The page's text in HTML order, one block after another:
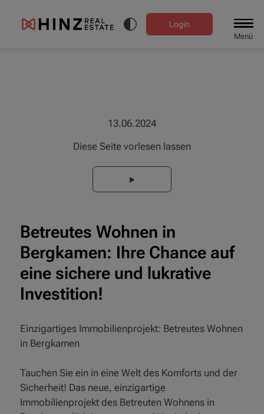
Menü
Login
13.06.2024
Diese Seite vorlesen lassen
Betreutes Wohnen in
Bergkamen: Ihre Chance auf
eine sichere und lukrative
Investition!
Einzigartiges Immobilienprojekt: Betreutes Wohnen
in Bergkamen
Tauchen Sie ein in eine Welt des Komforts und der
Sicherheit! Das neue, einzigartige
Immobilienprojekt des Betreuten Wohnens in